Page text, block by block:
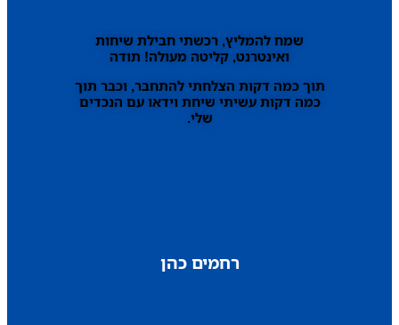
שמח להמליץ, רכשתי חבילת שיחות
ואינטרנט, קליטה מעולה! תודה
תוך כמה דקות הצלחתי להתחבר, וכבר תוך
כמה דקות עשיתי שיחת וידאו עם הנכדים
שלי.
רחמים כהן